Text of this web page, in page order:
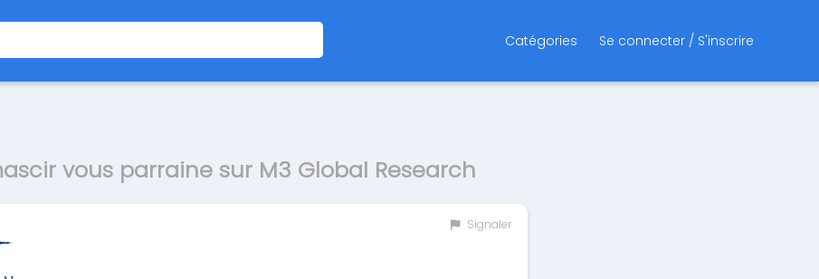
Catégories Se connecter / S'inscrire
vous parraine sur M3 Global Research
Signaler